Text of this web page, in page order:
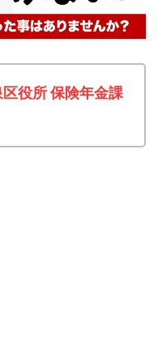
役所 保険年金課